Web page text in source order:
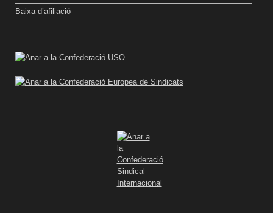
Baixa d’afiliació